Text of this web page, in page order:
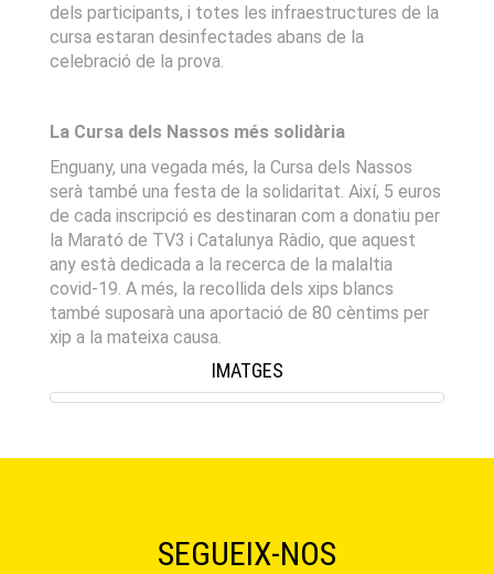
dels participants, i totes les infraestructures de la
cursa estaran desinfectades abans de la
celebració de la prova.
La Cursa dels Nassos més solidària
Enguany, una vegada més, la Cursa dels Nassos
serà també una festa de la solidaritat. Així, 5 euros
de cada inscripció es destinaran com a donatiu per
la Marató de TV3 i Catalunya Ràdio, que aquest
any està dedicada a la recerca de la malaltia
covid-19. A més, la recollida dels xips blancs
també suposarà una aportació de 80 cèntims per
xip a la mateixa causa.
IMATGES
SEGUEIX-NOS